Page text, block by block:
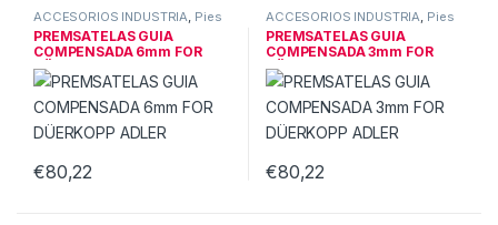
ACCESORIOS INDUSTRIA Pies
& guias triple
PREMSATELAS GUIA
COMPENSADA 6mm FOR
DÜERKOPP ADLER
€80,22
ACCESORIOS INDUSTRIA Pies
& guias triple
PREMSATELAS GUIA
COMPENSADA 3mm FOR
DÜERKOPP ADLER
€80,22